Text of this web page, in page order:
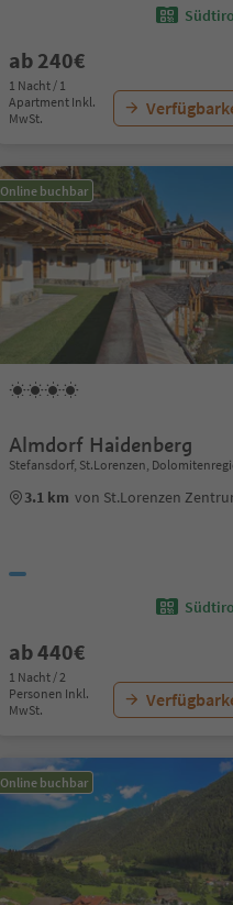
ab 240€
1 Nacht / 1
Apartment Inkl.
MwSt.
Online buchbar
Almdorf Haidenberg
Stefansdorf, St.Lorenzen,
3.1 km von St.Lorenzen
ab 440€
1 Nacht / 2
Personen Inkl.
MwSt.
Online buchbar